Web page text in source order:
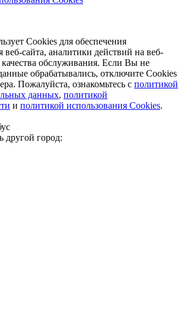
Cookies для обеспечения
сайта, аналитики действий на веб-
обслуживания. Если Вы не
обрабатывались, отключите Cookies
Пожалуйста, ознакомьтесь с политикой
данных, политикой
и политикой использования Cookies.
другой город: